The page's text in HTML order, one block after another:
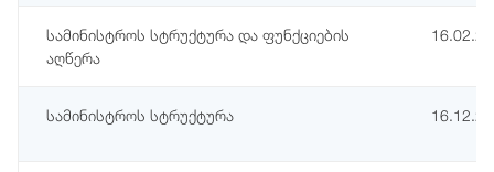
სამინისტროს სტრუქტურა და ფუნქციების
აღწერა
სამინისტროს სტრუქტურა